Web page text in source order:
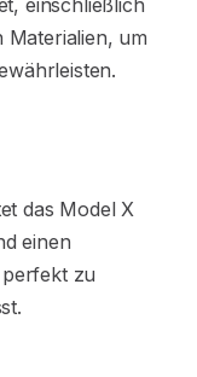
einschließlich
um
das Model X
einen
zu